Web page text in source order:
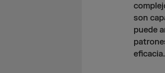
son
puede
eficacia.